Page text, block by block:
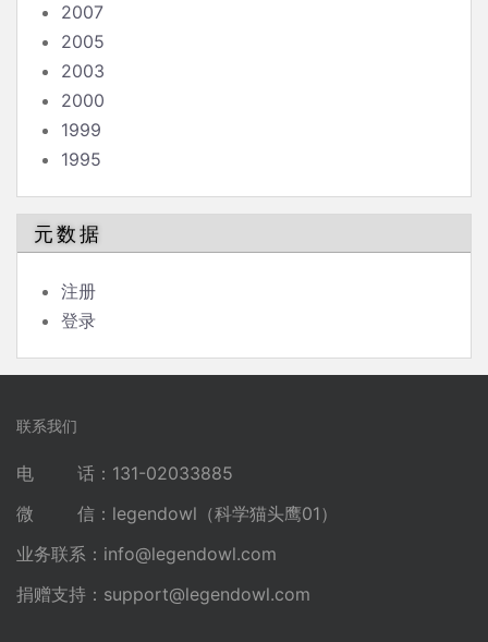
2007
2005
2003
2000
1999
1995
元数据
注册
登录
联系我们
电 话：131-02033885
微 信：legendowl（科学猫头鹰01）
业务联系： info@legendowl.com
捐赠支持： support@legendowl.com